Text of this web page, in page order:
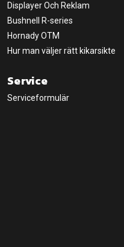
Displayer Och Reklam
Bushnell R-series
Hornady OTM
Hur man väljer rätt kikarsikte
Service
Serviceformulär